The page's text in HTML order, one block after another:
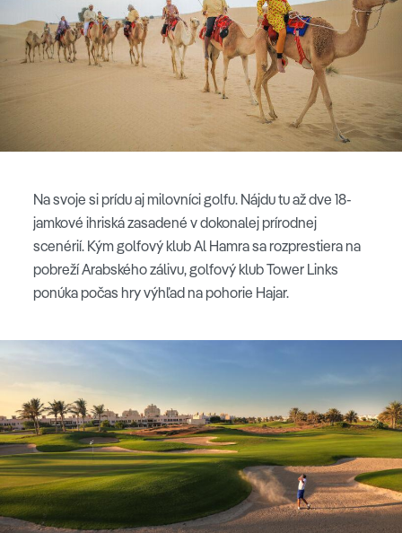
Na svoje si prídu aj milovníci golfu. Nájdu tu až dve 18-
jamkové ihriská zasadené v dokonalej prírodnej
scenérií. Kým golfový klub Al Hamra sa rozprestiera na
pobreží Arabského zálivu, golfový klub Tower Links
ponúka počas hry výhľad na pohorie Hajar.